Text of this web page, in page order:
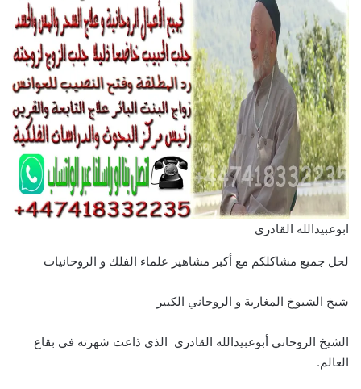
ابوعبيدالله القادري
لحل جميع مشاكلكم مع أكبر مشاهير علماء الفلك و الروحانيات
شيخ الشيوخ المغاربة و الروحاني الكبير
الشيخ الروحاني أبوعبيدالله القادري الذي ذاعت شهرته في بقاع
العالم.